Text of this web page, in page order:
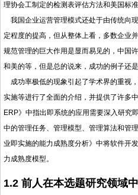
理协会工制定的检测表评估方法和美国标
我国企业运营管理模式还处于由传统向
定程度的提高，但从整体上看，多数企业
规范管理的巨大作用是显而易见的，中国
和美的等，但是总的说来，成功的例子还
成功率极低的现象引起了学术界的重视
实施等进行了全面的介绍，并提供了许多
ERP》中指出即系统的应用需要深入研究
中的管理任务、管理模型、管理算法和管
业即实施的能力成熟度分析》中将软件开
力成熟度模型。
1.2 前人在本选题研究领域